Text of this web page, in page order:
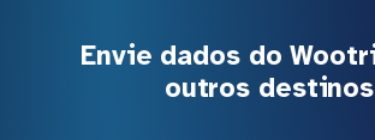
Envie dados do
outros destinos